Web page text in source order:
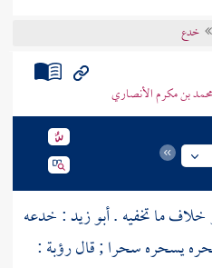
خدع
بن مكرم الأنصاري
ما تخفيه .أبو زيد: خدعه
يسحره سحرا ; قالرؤبة: